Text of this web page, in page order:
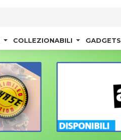
COLLEZIONABILI GADGETS